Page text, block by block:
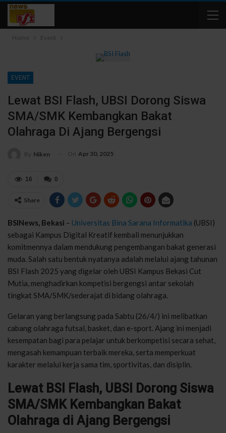
Home Event
EVENT
Lewat BSI Flash, UBSI Dorong Siswa
SMA/SMK Kembangkan Bakat
Olahraga Di Ajang Bergengsi
By Niken On Apr 30, 2025
0
16
Share
BSINews, Bekasi – Universitas Bina Sarana Informatika (UBSI)
sebagai Kampus Digital Kreatif kembali menunjukkan
komitmennya dalam mendukung pengembangan bakat generasi
muda. Salah satu bentuk nyatanya adalah melalui ajang tahunan
BSI Flash 2025 yang digelar oleh UBSI Kampus Bekasi Cut
Mutia, menghadirkan kompetisi bergengsi antar sekolah
tingkat SMA/SMK/sederajat di bidang olahraga.
Gelaran yang berlangsung pada Sabtu (26/4/) ini melibatkan
cabang olahraga futsal, basket, dan e-sport. Ajang ini menjadi
kesempatan bagi para pelajar untuk berkompetisi secara sehat,
mengasah kemampuan terbaik mereka, serta memperkuat
karakter melalui kerja sama tim, sportivitas, dan disiplin.
Lewat BSI Flash, UBSI Dorong Siswa
SMA/SMK Kembangkan Bakat
Olahraga di Ajang Bergengsi